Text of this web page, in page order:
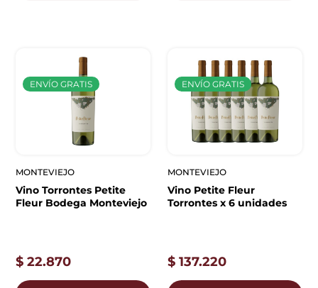
ENVÍO GRATIS
MONTEVIEJO
Vino Torrontes Petite
Fleur Bodega Monteviejo
$ 22.870
ENVÍO GRATIS
MONTEVIEJO
Vino Petite Fleur
Torrontes x 6 unidades
$ 137.220